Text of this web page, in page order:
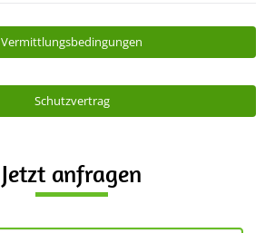
Vermittlungsbedingungen
Schutzvertrag
Jetzt anfragen